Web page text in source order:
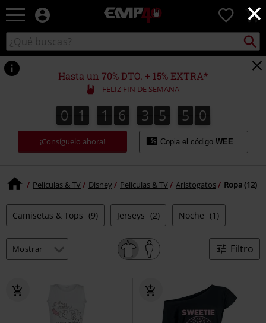
×
EMP
Música,
TV
&
Gaming
Merch
Ropa
Alternativa
0
Buscar
en
el
catálogo
Buscar
Hasta un 70% DTO. + 15% EXTRA*
FELIZ FIN DE SEMANA
0
0 1
1 1
1 6
6 3
3 5
5 5
5 9
0
9
1
0
¡Consíguelo ahora! Copia el código WEEKEND
Películas & TV Disney Películas & TV Aristogatos Ropa (12)
Camisetas & Tops (9) Jerseys (2) Noche (1)
Filtro